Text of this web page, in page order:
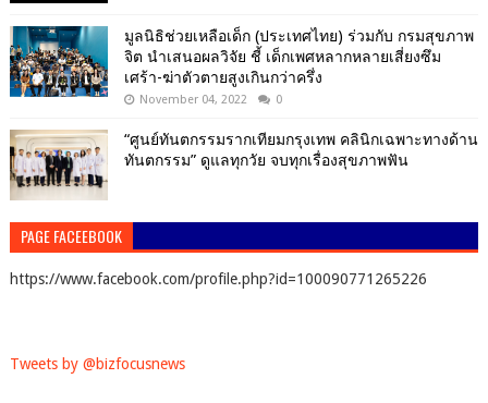
มูลนิธิช่วยเหลือเด็ก (ประเทศไทย) ร่วมกับ กรมสุขภาพ
จิต นำเสนอผลวิจัย ชี้ เด็กเพศหลากหลายเสี่ยงซึม
เศร้า-ฆ่าตัวตายสูงเกินกว่าครึ่ง
November 04, 2022 0
“ศูนย์ทันตกรรมรากเทียมกรุงเทพ คลินิกเฉพาะทางด้าน
ทันตกรรม” ดูแลทุกวัย จบทุกเรื่องสุขภาพฟัน
PAGE FACEEBOOK
https://www.facebook.com/profile.php?id=100090771265226
Tweets by @bizfocusnews